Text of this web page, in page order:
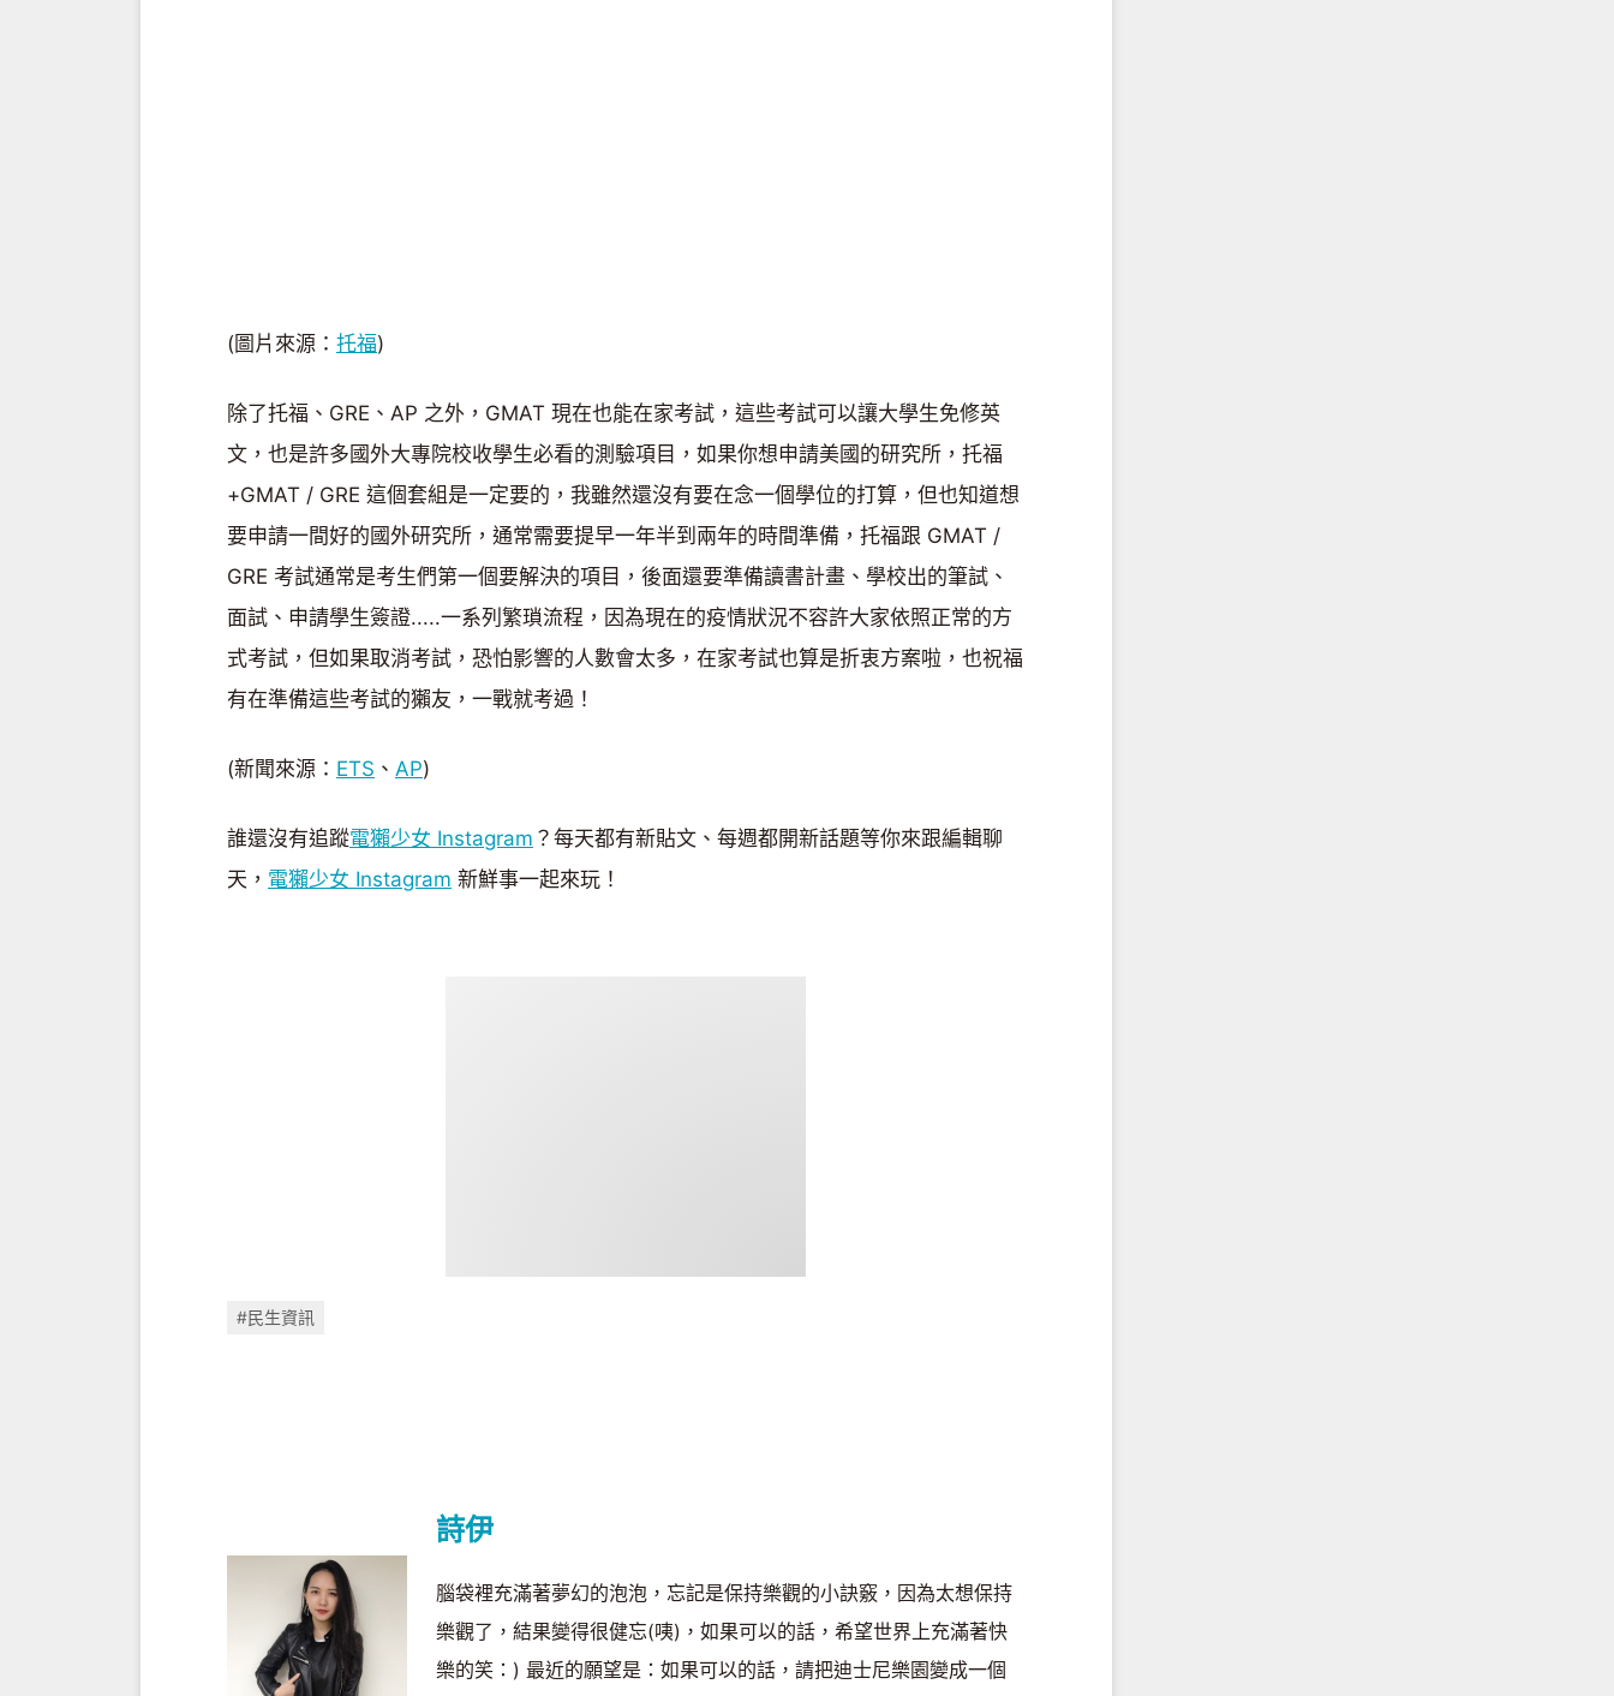
(圖片來源： 托福)
除了托福、GRE、AP 之外，GMAT 現在也能在家考試，這些考試可以讓大學生免修英
文，也是許多國外大專院校收學生必看的測驗項目，如果你想申請美國的研究所，托福
+GMAT / GRE 這個套組是一定要的，我雖然還沒有要在念一個學位的打算，但也知道想
要申請一間好的國外研究所，通常需要提早一年半到兩年的時間準備，托福跟 GMAT /
GRE 考試通常是考生們第一個要解決的項目，後面還要準備讀書計畫、學校出的筆試、
面試、申請學生簽證.....一系列繁瑣流程，因為現在的疫情狀況不容許大家依照正常的方
式考試，但如果取消考試，恐怕影響的人數會太多，在家考試也算是折衷方案啦，也祝福
有在準備這些考試的獺友，一戰就考過！
(新聞來源： ETS 、 AP)
誰還沒有追蹤電獺少女 Instagram ？每天都有新貼文、每週都開新話題等你來跟編輯聊
天， 電獺少女 Instagram 新鮮事一起來玩！
#民生資訊
詩伊
腦袋裡充滿著夢幻的泡泡，忘記是保持樂觀的小訣竅，因為太想保持
樂觀了，結果變得很健忘(咦)，如果可以的話，希望世界上充滿著快
樂的笑：) 最近的願望是：如果可以的話，請把迪士尼樂園變成一個